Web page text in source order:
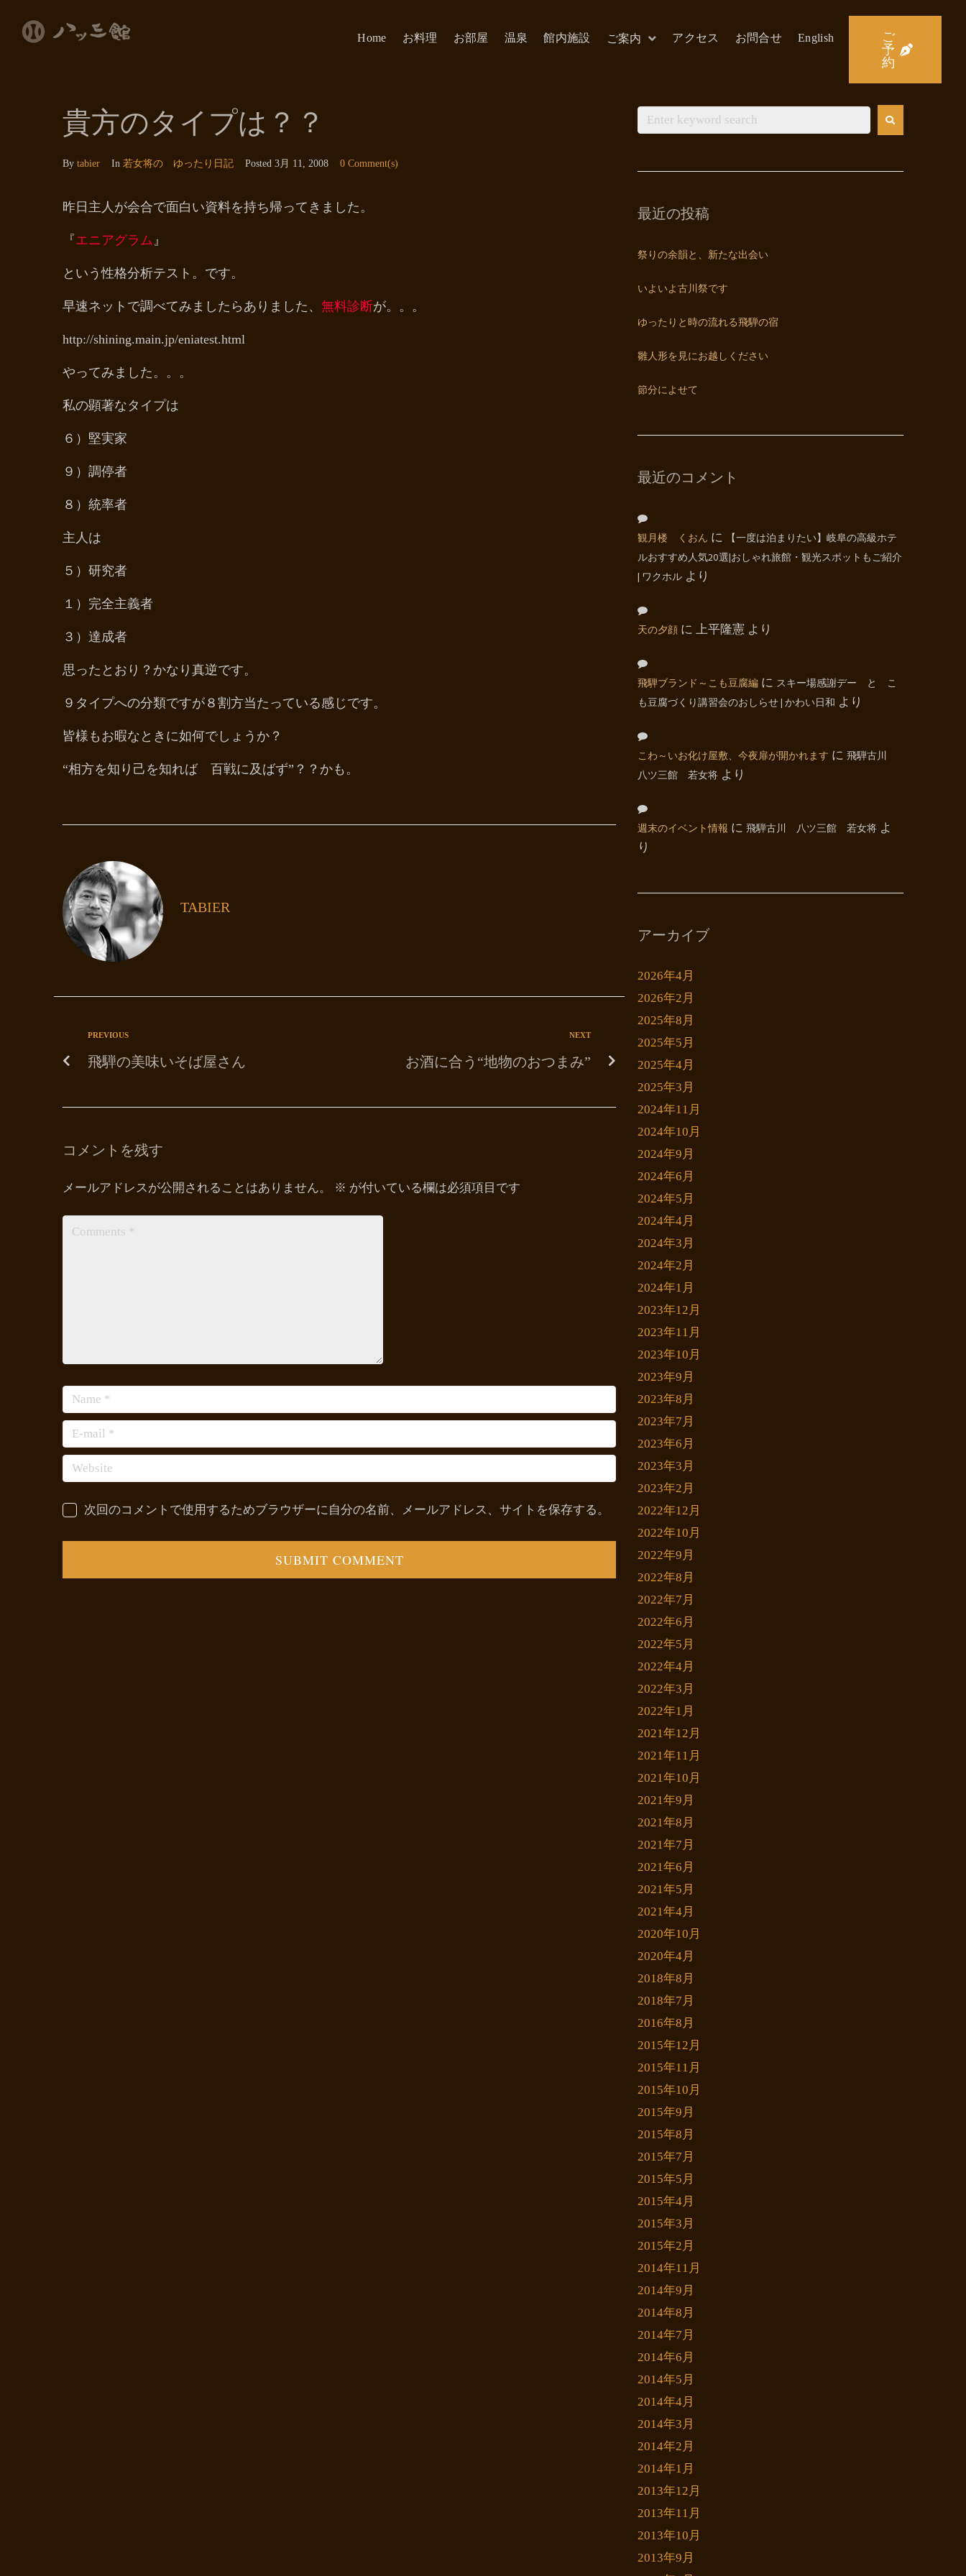
Home お料理 お部屋 温泉 館内施設 ご案内 アクセス お問合せ English
ご
予
約
貴方のタイプは？？
By tabier In 若女将の ゆったり日記 Posted 3月 11, 2008 0 Comment(s)
昨日主人が会合で面白い資料を持ち帰ってきました。
『エニアグラム』
という性格分析テスト。です。
早速ネットで調べてみましたらありました、 無料診断が。。。
http://shining.main.jp/eniatest.html
やってみました。。。
私の顕著なタイプは
６）堅実家
９）調停者
８）統率者
主人は
５）研究者
１）完全主義者
３）達成者
思ったとおり？かなり真逆です。
９タイプへの分類ですが８割方当たっている感じです。
皆様もお暇なときに如何でしょうか？
“相方を知り己を知れば 百戦に及ばず”？？かも。
TABIER
PREVIOUS
飛騨の美味いそば屋さん
NEXT
お酒に合う“地物のおつまみ”
コメントを残す
メールアドレスが公開されることはありません。 ※ が付いている欄は必須項目です
次回のコメントで使用するためブラウザーに自分の名前、メールアドレス、サイトを保存する。
最近の投稿
祭りの余韻と、新たな出会い
いよいよ古川祭です
ゆったりと時の流れる飛騨の宿
雛人形を見にお越しください
節分によせて
最近のコメント
観月楼 くおん に
【一度は泊まりたい】岐阜の高級ホテ
ルおすすめ人気20選|おしゃれ旅館・観光スポットもご紹介
| ワクホル より
天の夕顔 に 上平隆憲 より
飛騨ブランド～こも豆腐編 に スキー場感謝デー と こ
も豆腐づくり講習会のおしらせ | かわい日和 より
こわ～いお化け屋敷、今夜扉が開かれます に 飛騨古川
八ツ三館 若女将 より
週末のイベント情報 に 飛騨古川 八ツ三館 若女将 よ
り
アーカイブ
2026年4月
2026年2月
2025年8月
2025年5月
2025年4月
2025年3月
2024年11月
2024年10月
2024年9月
2024年6月
2024年5月
2024年4月
2024年3月
2024年2月
2024年1月
2023年12月
2023年11月
2023年10月
2023年9月
2023年8月
2023年7月
2023年6月
2023年3月
2023年2月
2022年12月
2022年10月
2022年9月
2022年8月
2022年7月
2022年6月
2022年5月
2022年4月
2022年3月
2022年1月
2021年12月
2021年11月
2021年10月
2021年9月
2021年8月
2021年7月
2021年6月
2021年5月
2021年4月
2020年10月
2020年4月
2018年8月
2018年7月
2016年8月
2015年12月
2015年11月
2015年10月
2015年9月
2015年8月
2015年7月
2015年5月
2015年4月
2015年3月
2015年2月
2014年11月
2014年9月
2014年8月
2014年7月
2014年6月
2014年5月
2014年4月
2014年3月
2014年2月
2014年1月
2013年12月
2013年11月
2013年10月
2013年9月